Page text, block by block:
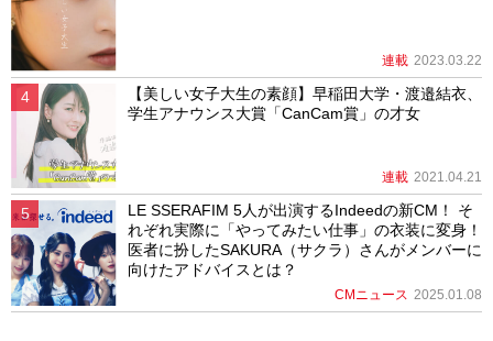
連載 2023.03.22
【美しい女子大生の素顔】早稲田大学・渡邉結衣、
学生アナウンス大賞「CanCam賞」の才女
連載 2021.04.21
LE SSERAFIM 5人が出演するIndeedの新CM！ そ
れぞれ実際に「やってみたい仕事」の衣装に変身！
医者に扮したSAKURA（サクラ）さんがメンバーに
向けたアドバイスとは？
CMニュース 2025.01.08